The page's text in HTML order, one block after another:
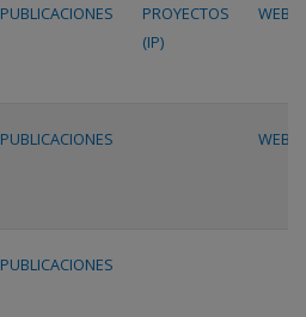
PUBLICACIONES
PROYECTOS
(IP)
WEB
PUBLICACIONES WEB
PUBLICACIONES